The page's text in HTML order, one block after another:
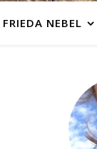
FRIEDA NEBEL